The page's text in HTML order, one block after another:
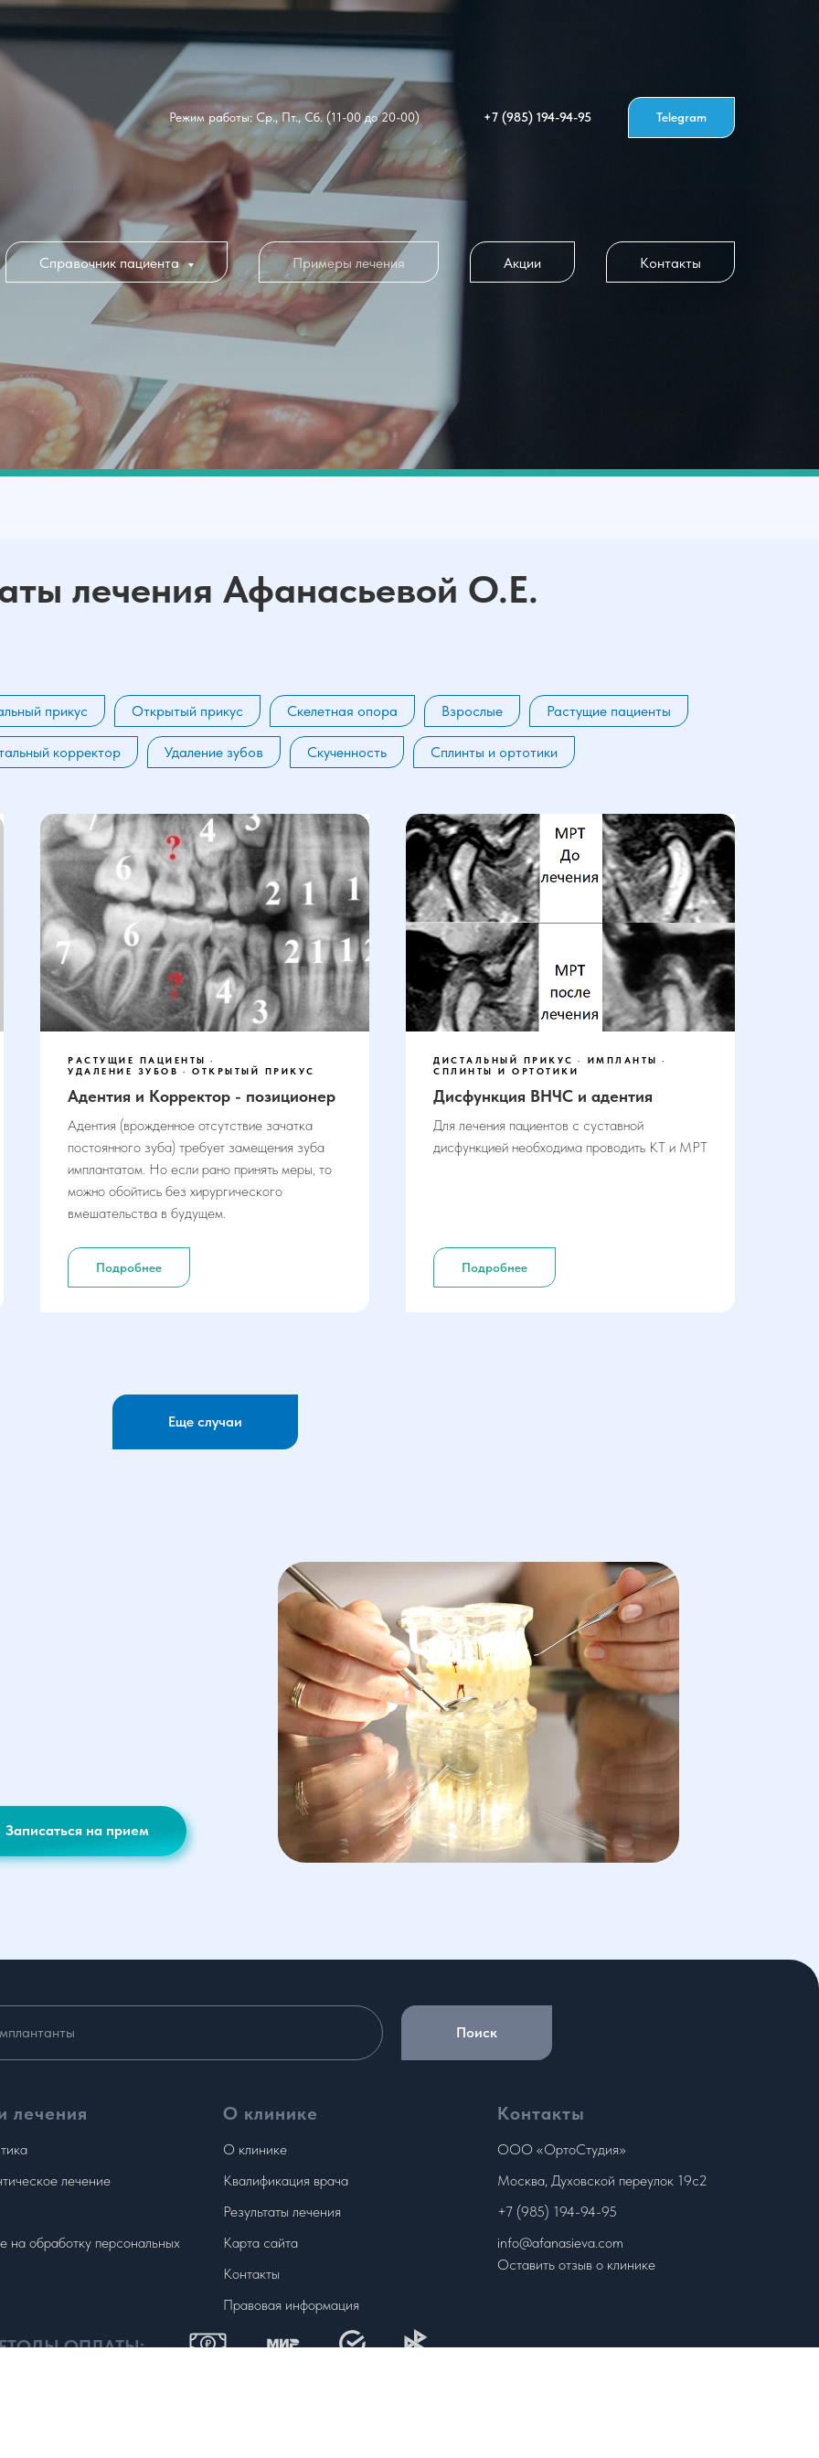
Режим работы: Ср., Пт., Сб. (11-00 до 20-00) +7 (985) 194-94-95 Telegram
Справочник пациента Примеры лечения Акции Контакты
лечения Афанасьевой О.Е.
прикус Открытый прикус Скелетная опора Взрослые Растущие пациенты
корректор Удаление зубов Скученность Сплинты и ортотики
РАСТУЩИЕ ПАЦИЕНТЫ
УДАЛЕНИЕ ЗУБОВ
ОТКРЫТЫЙ ПРИКУС
Адентия и Корректор - позиционер
Адентия (врожденное отсутствие зачатка
постоянного зуба) требует замещения зуба
имплантатом. Но если рано принять меры, то
можно обойтись без хирургического
вмешательства в будущем.
Подробнее
ДИСТАЛЬНЫЙ ПРИКУС
ИМПЛАНТЫ
СПЛИНТЫ И ОРТОТИКИ
Дисфункция ВНЧС и адентия
Для лечения пациентов с суставной
дисфункцией необходима проводить КТ и МРТ
Подробнее
Еще случаи
Записаться на прием
Поиск
лечения
лечение
на обработку персональных
О клинике
О клинике
Квалификация врача
Результаты лечения
Карта сайта
Контакты
Правовая информация
Контакты
ООО «ОртоСтудия»
Москва, Духовской переулок 19с2
+7 (985) 194-94-95
info@afanasieva.com
Оставить отзыв о клинике
ОПЛАТЫ: